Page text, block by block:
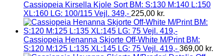
Cassiopeia Kirsella Kjole Sort BM: S:130 M:140 L:150
XL:160 LG: 100/115 Vejl. 349,- 225,00 kr.
Cassiopeia Henanna Skjorte Off-White M/Print BM:
S:120 M:125 L:135 XL:145 LG: 75 Vejl. 419,- 369,00 kr.